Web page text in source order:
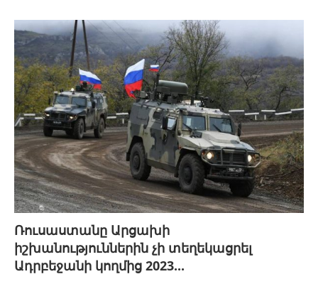
Ռուսաստանը Արցախի
իշխանություններին չի տեղեկացրել
Ադրբեջանի կողմից 2023...